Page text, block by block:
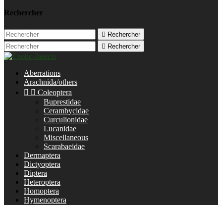
Rechercher
 Rechercher
 Rechercher
Aberrations
Arachnida/others
  Coleoptera
Buprestidae
Cerambycidae
Curculionidae
Lucanidae
Miscellaneous
Scarabaeidae
Dermaptera
Dictyoptera
Diptera
Heteroptera
Homoptera
Hymenoptera